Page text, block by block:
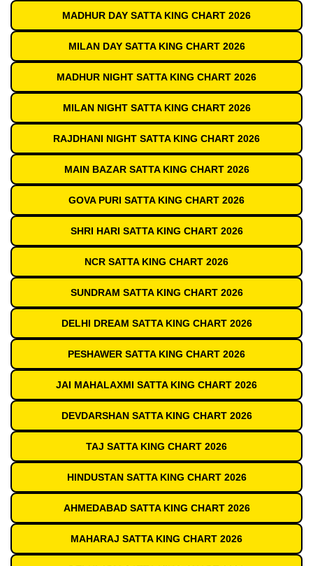
MADHUR DAY SATTA KING CHART 2026
MILAN DAY SATTA KING CHART 2026
MADHUR NIGHT SATTA KING CHART 2026
MILAN NIGHT SATTA KING CHART 2026
RAJDHANI NIGHT SATTA KING CHART 2026
MAIN BAZAR SATTA KING CHART 2026
GOVA PURI SATTA KING CHART 2026
SHRI HARI SATTA KING CHART 2026
NCR SATTA KING CHART 2026
SUNDRAM SATTA KING CHART 2026
DELHI DREAM SATTA KING CHART 2026
PESHAWER SATTA KING CHART 2026
JAI MAHALAXMI SATTA KING CHART 2026
DEVDARSHAN SATTA KING CHART 2026
TAJ SATTA KING CHART 2026
HINDUSTAN SATTA KING CHART 2026
AHMEDABAD SATTA KING CHART 2026
MAHARAJ SATTA KING CHART 2026